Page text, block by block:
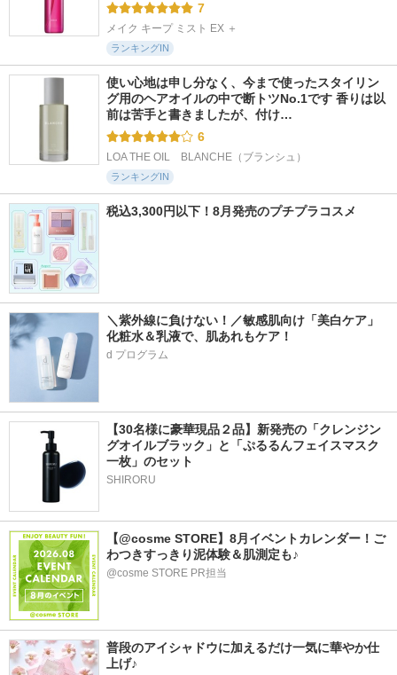
7
メイク キープ ミスト EX ＋
ランキングIN
使い心地は申し分なく、今まで使ったスタイリン
グ用のヘアオイルの中で断トツNo.1です 香りは以
前は苦手と書きましたが、付け…
6
LOA THE OIL　BLANCHE（ブランシュ）
ランキングIN
税込3,300円以下！8月発売のプチプラコスメ
＼紫外線に負けない！／敏感肌向け「美白ケア」
化粧水＆乳液で、肌あれもケア！
d プログラム
【30名様に豪華現品２品】新発売の「クレンジン
グオイルブラック」と「ぷるるんフェイスマスク
一枚」のセット
SHIRORU
【@cosme STORE】8月イベントカレンダー！ご
わつきすっきり泥体験＆肌測定も♪
@cosme STORE PR担当
普段のアイシャドウに加えるだけ一気に華やか仕
上げ♪